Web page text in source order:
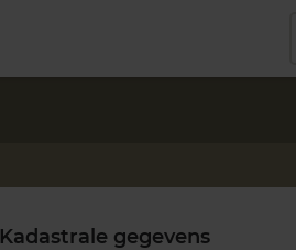
Kadastrale gegevens